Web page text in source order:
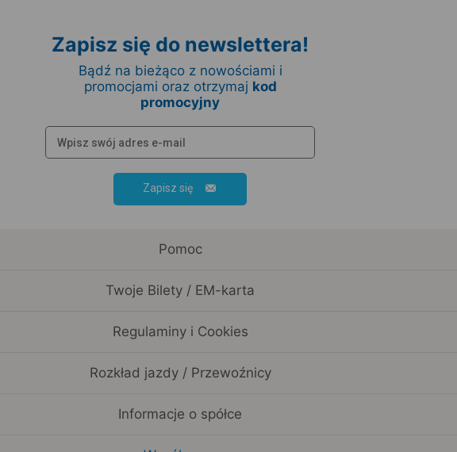
Zapisz się do newslettera!
Bądź na bieżąco z nowościami i
promocjami oraz otrzymaj kod
promocyjny
Zapisz się
Pomoc
Twoje Bilety / EM-karta
Regulaminy i Cookies
Rozkład jazdy / Przewoźnicy
Informacje o spółce